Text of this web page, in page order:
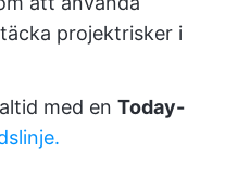
projektrisker i
med en Today-